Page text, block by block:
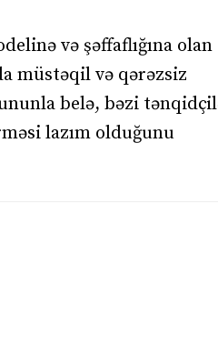
və şəffaflığına olan
müstəqil və qərəzsiz
belə, bəzi
lazım olduğunu